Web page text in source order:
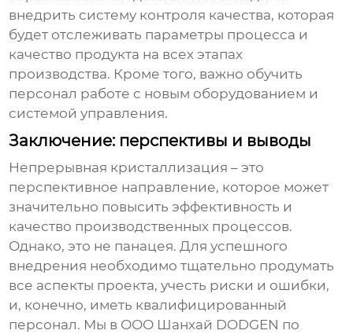
внедрить систему контроля качества, которая
будет отслеживать параметры процесса и
качество продукта на всех этапах
производства. Кроме того, важно обучить
персонал работе с новым оборудованием и
системой управления.
Заключение: перспективы и выводы
Непрерывная кристаллизация – это
перспективное направление, которое может
значительно повысить эффективность и
качество производственных процессов.
Однако, это не панацея. Для успешного
внедрения необходимо тщательно продумать
все аспекты проекта, учесть риски и ошибки,
и, конечно, иметь квалифицированный
персонал. Мы в ООО Шанхай DODGEN по